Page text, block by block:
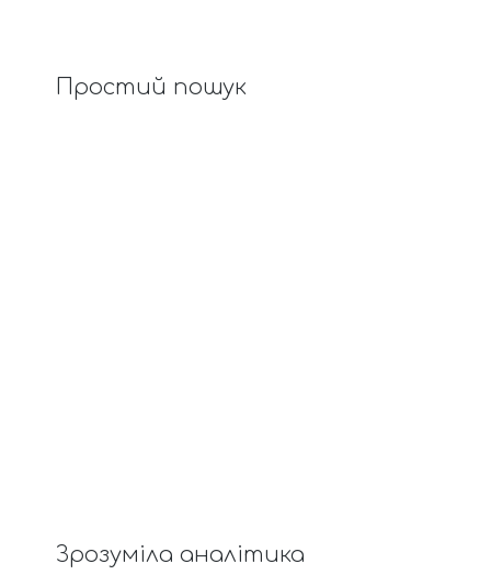
Простий пошук
Зрозуміла аналітика